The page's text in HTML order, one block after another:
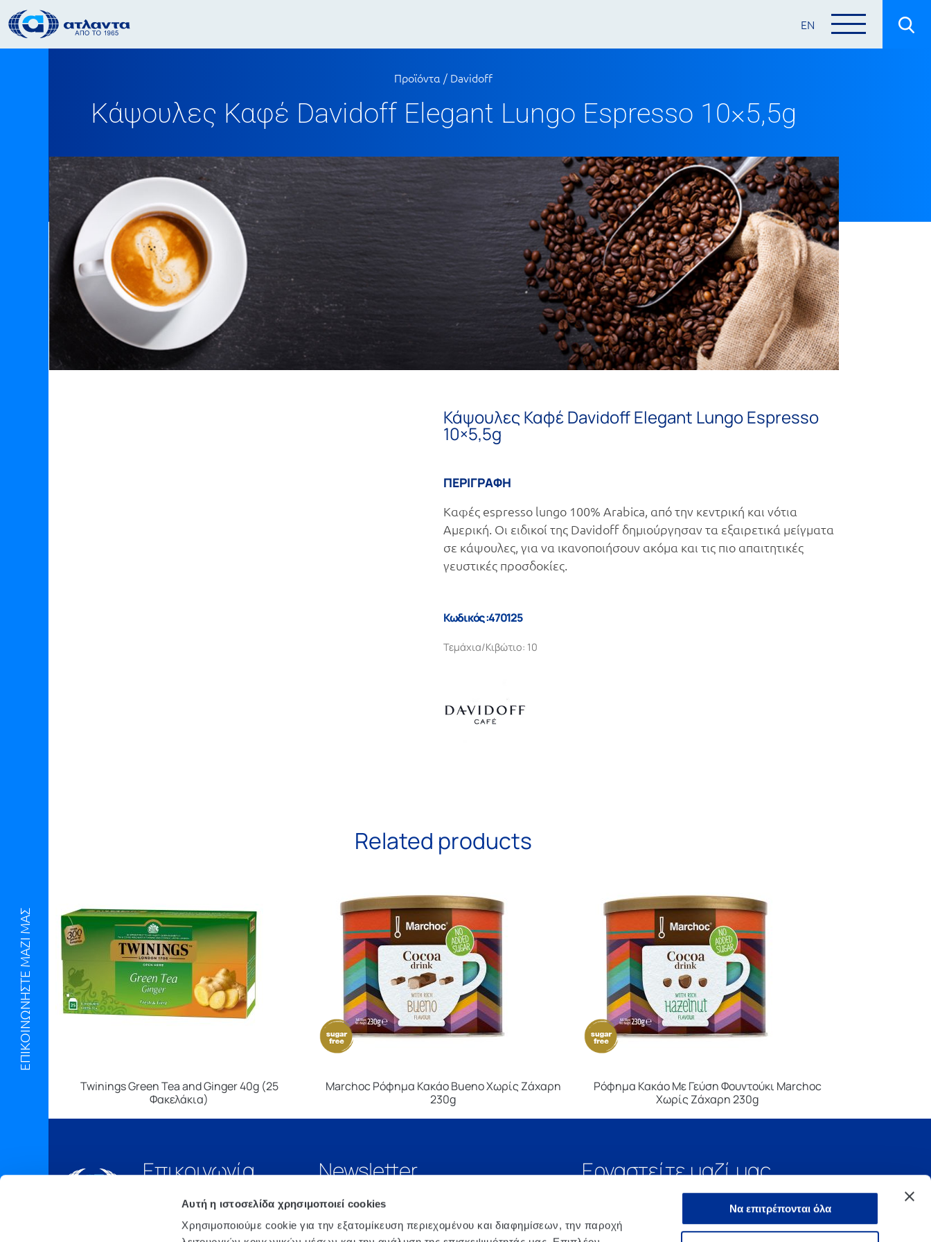
Αυτή η ιστοσελίδα χρησιμοποιεί cookies
Χρησιμοποιούμε cookie για την εξατομίκευση περιεχομένου και διαφημίσεων, την παροχή
Να επιτρέπονται όλα
EN
ΕΠΙΚΟΙΝΩΝΗΣΤΕ ΜΑΖΙ ΜΑΣ
Προϊόντα / Davidoff
Κάψουλες Καφέ Davidoff Elegant Lungo Espresso 10×5,5g
Κάψουλες Καφέ Davidoff Elegant Lungo Espresso
10×5,5g
ΠΕΡΙΓΡΑΦΗ
Καφές espresso lungo 100% Arabica, από την κεντρική και νότια
Αμερική. Οι ειδικοί της Davidoff δημιούργησαν τα εξαιρετικά μείγματα
σε κάψουλες, για να ικανοποιήσουν ακόμα και τις πιο απαιτητικές
γευστικές προσδοκίες.
Κωδικός :470125
Τεμάχια/Κιβώτιο: 10
Related products
Twinings Green Tea and Ginger 40g (25
Φακελάκια)
Marchoc Ρόφημα Κακάο Bueno Χωρίς Ζάχαρη
230g
Ρόφημα Κακάο Με Γεύση Φουντούκι Marchoc
Χωρίς Ζάχαρη 230g
Επικοινωνία
210 6675000
Αθήνα, 3o xλμ. Λ.
Newsletter Εργαστείτε μαζί μας